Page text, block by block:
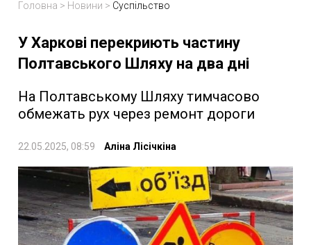
Головна > Новини > Суспільство
У Харкові перекриють частину
Полтавського Шляху на два дні
На Полтавському Шляху тимчасово
обмежать рух через ремонт дороги
22.05.2025, 08:59 Аліна Лісічкіна